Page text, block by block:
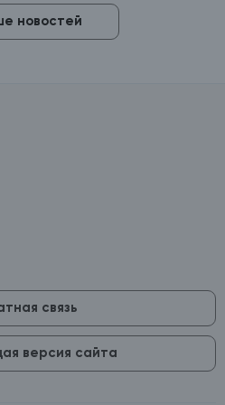
новостей
связь
версия сайта